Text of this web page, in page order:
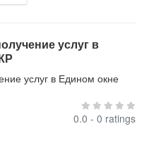
услуг в
услуг в Едином окне
0.0 - 0 ratings